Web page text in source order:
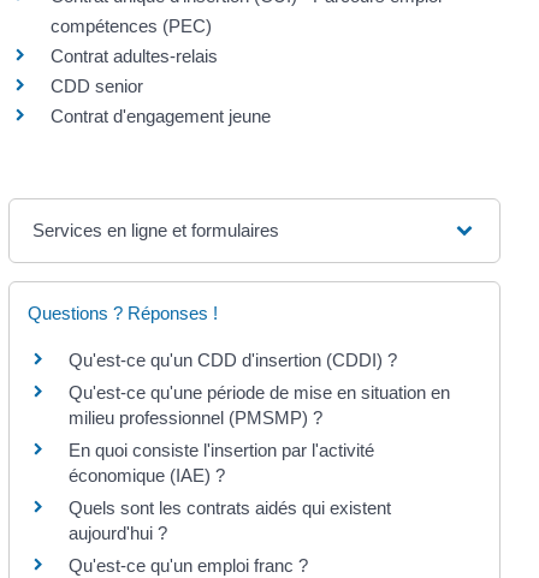
compétences (PEC)
Contrat adultes-relais
CDD senior
Contrat d'engagement jeune
Services en ligne et formulaires
Questions ? Réponses !
Qu'est-ce qu'un CDD d'insertion (CDDI) ?
Qu'est-ce qu'une période de mise en situation en
milieu professionnel (PMSMP) ?
En quoi consiste l'insertion par l'activité
économique (IAE) ?
Quels sont les contrats aidés qui existent
aujourd'hui ?
Qu'est-ce qu'un emploi franc ?